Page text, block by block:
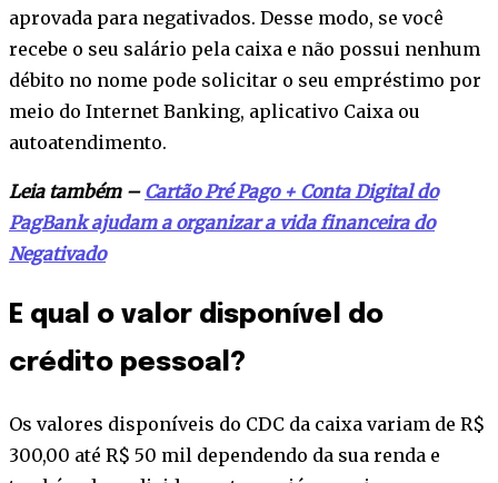
aprovada para negativados. Desse modo, se você
recebe o seu salário pela caixa e não possui nenhum
débito no nome pode solicitar o seu empréstimo por
meio do Internet Banking, aplicativo Caixa ou
autoatendimento.
Leia também – Cartão Pré Pago + Conta Digital do
PagBank ajudam a organizar a vida financeira do
Negativado
E qual o valor disponível do
crédito pessoal?
Os valores disponíveis do CDC da caixa variam de R$
300,00 até R$ 50 mil dependendo da sua renda e